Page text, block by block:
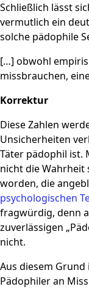
Schließlich lässt
vermutlich ein
solche pädophile
[…] obwohl
missbrauchen,
Korrektur
Diese Zahlen
Unsicherheiten
Täter pädophil ist.
nicht die Wahrheit
worden, die
psychologischen
fragwürdig, denn
zuverlässigen
nicht.
Aus diesem
Pädophiler an